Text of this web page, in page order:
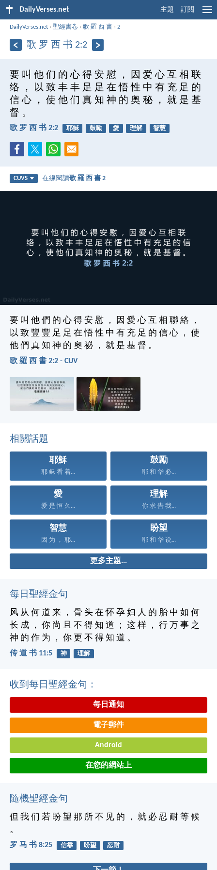
DailyVerses.net 主題 訂閱
DailyVerses.net ›聖經書卷 ›歌 羅 西 書 ›2
歌 罗 西 书 2:2
要 叫 他 们 的 心 得 安 慰 ， 因 爱 心 互 相 联
络 ， 以 致 丰 丰 足 足 在 悟 性 中 有 充 足 的
信 心 ， 使 他 们 真 知 神 的 奥 秘 ， 就 是 基
督 。
歌 罗 西 书 2:2 耶穌 鼓勵 愛 理解 智慧
CUVS 在線閱讀歌 羅 西 書 2
要 叫 他 們 的 心 得 安 慰 ， 因 愛 心 互 相 聯 絡 ，
以 致 豐 豐 足 足 在 悟 性 中 有 充 足 的 信 心 ， 使
他 們 真 知 神 的 奧 祕 ， 就 是 基 督 。
歌 羅 西 書 2:2 - CUV
相關話題
耶穌
耶 稣 看 着...
鼓勵
耶 和 华 必...
愛
爱 是 恒 久...
理解
你 求 告 我...
智慧
因 为 ， 耶...
盼望
耶 和 华 说...
更多主題...
每日聖經金句
风 从 何 道 来 ， 骨 头 在 怀 孕 妇 人 的 胎 中 如 何
长 成 ， 你 尚 且 不 得 知 道 ； 这 样 ， 行 万 事 之
神 的 作 为 ， 你 更 不 得 知 道 。
传 道 书 11:5 神 理解
收到每日聖經金句：
每日通知
電子郵件
Android
在您的網站上
隨機聖經金句
但 我 们 若 盼 望 那 所 不 见 的 ， 就 必 忍 耐 等 候
。
罗 马 书 8:25 信靠 盼望 忍耐